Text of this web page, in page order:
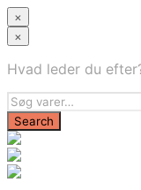
×
×
Hvad leder du